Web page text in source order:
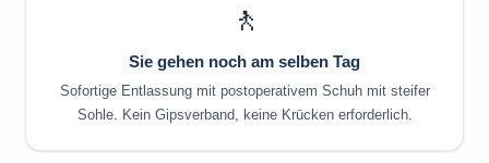
🚶
Sie gehen noch am selben Tag
Sofortige Entlassung mit postoperativem Schuh mit steifer
Sohle. Kein Gipsverband, keine Krücken erforderlich.